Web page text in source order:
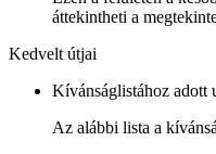
áttekintheti a
Kedvelt útjai
Kívánságlistához adott
Az alábbi lista a